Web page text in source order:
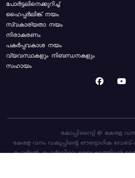
പോര്‍ട്ടലിനെക്കുറിച്ച്
ഹൈപ്പർലിങ്ക് നയം
സ്വകാര്യതാ നയം
നിരാകരണം
പകർപ്പവകാശ നയം
വ്യവസ്ഥകളും നിബന്ധനകളും
സഹായം
കോപ്പിറൈറ്റ് @ കേരള
കേരള വനം വകുപ്പിന്റെ ഔദ്യോഗിക വെബ്-
പോർട്ടൽ. പോർട്ടലിലെ ഉള്ളടക്കത്തിന്റെ